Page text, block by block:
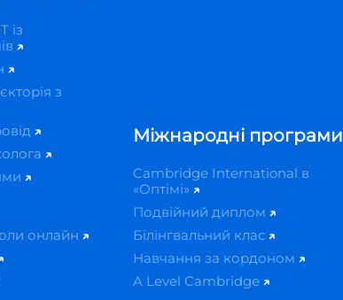
із
з
онлайн
Міжнародні програми
Cambridge International в
«Оптімі»
Подвійний диплом
Білінгвальний клас
Навчання за кордоном
A Level Cambridge